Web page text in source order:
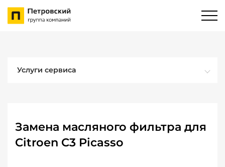
Услуги сервиса
Замена масляного фильтра для
Citroen C3 Picasso